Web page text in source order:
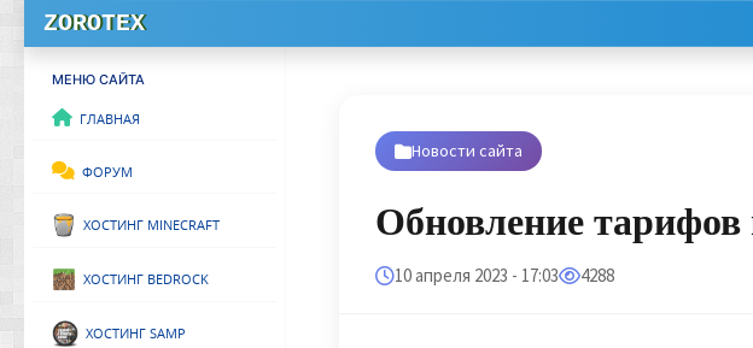
ZOROTEX
МЕНЮ САЙТА
Главная
Форум
Хостинг Minecraft
Хостинг Bedrock
Хостинг SAMP
Новости сайта
Обновление
10 апреля 2023 - 17:03 4288